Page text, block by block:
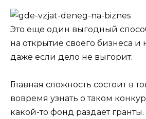
Это еще один выгодный
на открытие своего бизнеса и
даже если дело не выгорит.
Главная сложность состоит в
вовремя узнать о таком
какой-то фонд раздает гранты.